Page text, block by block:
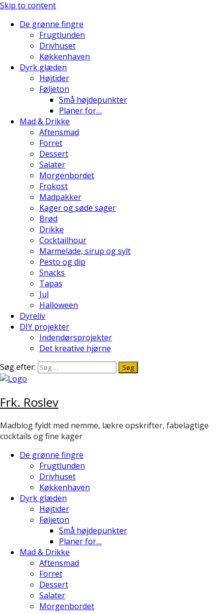
Skip to content
De grønne fingre
Frugtlunden
Drivhuset
Køkkenhaven
Dyrk glæden
Højtider
Føljeton
Små højdepunkter
Planer for…
Mad & Drikke
Aftensmad
Forret
Dessert
Salater
Morgenbordet
Frokost
Madpakker
Kager og søde sager
Brød
Drikke
Cocktailhour
Marmelade, sirup og sylt
Pesto og dip
Snacks
Tapas
Jul
Halloween
Dyreliv
DIY projekter
Indendørsprojekter
Det kreative hjørne
Søg efter:
Frk. Roslev
Madblog fyldt med nemme, lækre opskrifter, fabelagtige
cocktails og fine kager
De grønne fingre
Frugtlunden
Drivhuset
Køkkenhaven
Dyrk glæden
Højtider
Føljeton
Små højdepunkter
Planer for…
Mad & Drikke
Aftensmad
Forret
Dessert
Salater
Morgenbordet